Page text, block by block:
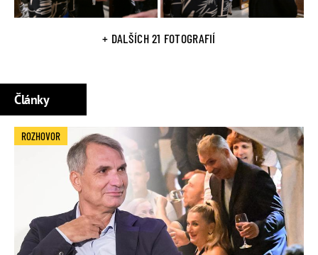
+ DALŠÍCH 21 FOTOGRAFIÍ
Články
ROZHOVOR